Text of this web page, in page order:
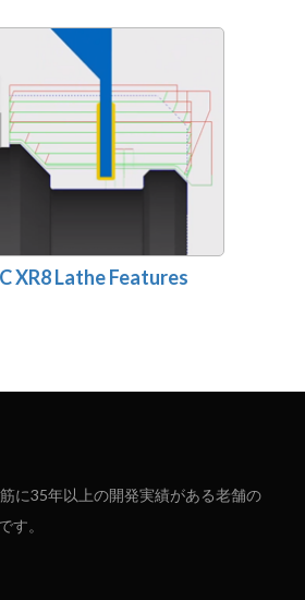
XR8 Lathe Features
に35年以上の開発実績がある老舗の
す。